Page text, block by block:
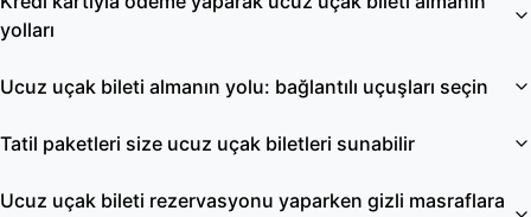
yolları
Ucuz uçak bileti almanın yolu: bağlantılı uçuşları seçin
Tatil paketleri size ucuz uçak biletleri sunabilir
Ucuz uçak bileti rezervasyonu yaparken gizli masraflara